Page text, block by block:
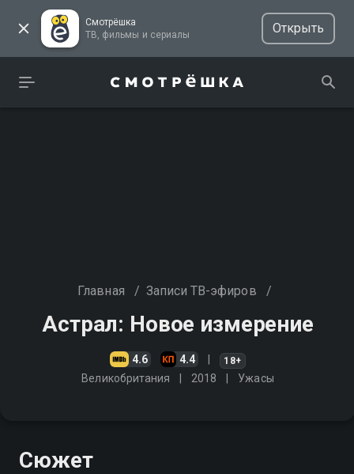
Смотрёшка
ТВ, фильмы и сериалы
Открыть
Главная / Записи ТВ-эфиров /
Астрал: Новое измерение
4.6 4.4 18+
Великобритания 2018 Ужасы
Сюжет